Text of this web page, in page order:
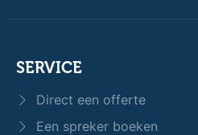
SERVICE
Direct een offerte
Een spreker boeken